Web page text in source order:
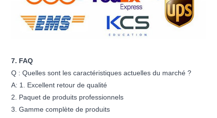
7. FAQ
Q : Quelles sont les caractéristiques actuelles du marché ?
A: 1. Excellent retour de qualité
2. Paquet de produits professionnels
3. Gamme complète de produits